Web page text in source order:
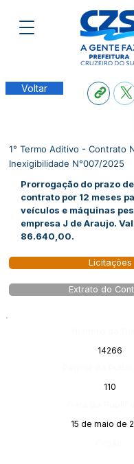
Voltar
1° Termo Aditivo - Contrato
Inexigibilidade N°007/2025
Prorrogação do prazo
contrato por 12 meses
veículos e máquinas
empresa J de Araujo.
86.640,00.
Licitações
Extrato do
14266
110
15 de maio de